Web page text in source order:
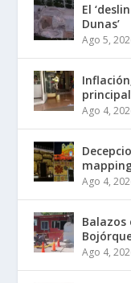
El
Dunas’
Ago 5,
Ago 4,
Ago 4,
Balazos
Ago 4,